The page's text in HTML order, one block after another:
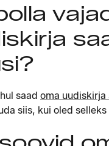
saad oma uudiskirja
siis, kui oled selleks